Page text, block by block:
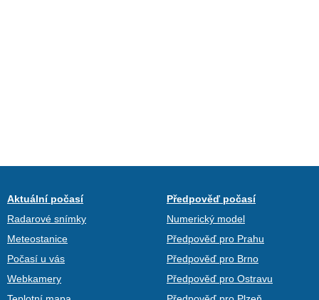
Aktuální počasí
Radarové snímky
Meteostanice
Počasí u vás
Webkamery
Předpověď počasí
Numerický model
Předpověď pro Prahu
Předpověď pro Brno
Předpověď pro Ostravu